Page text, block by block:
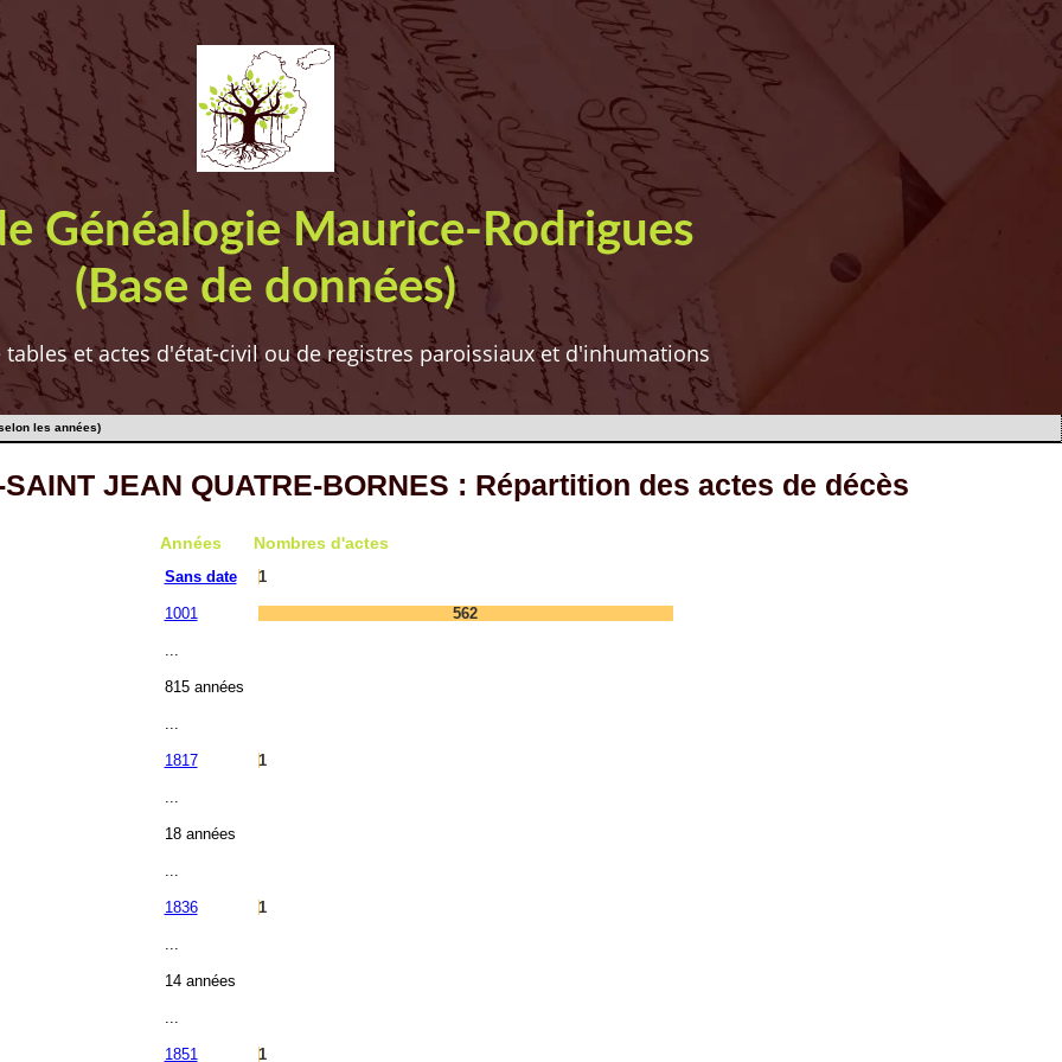
Généalogie Maurice-Rodrigues
(Base de données)
et actes d'état-civil ou de registres paroissiaux et d'inhumations
les années)
SAINT JEAN QUATRE-BORNES : Répartition des actes de décès
Années Nombres d'actes
Sans date 1
1001 562
815 années
1817 1
18 années
1836 1
14 années
1851 1